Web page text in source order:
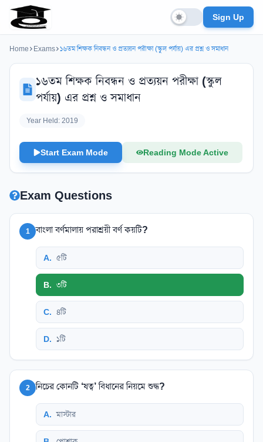
Sign Up
Home Exams ১৬তম শিক্ষক নিবন্ধন ও প্রত্যয়ন পরীক্ষা (স্কুল পর্যায়) এর প্রশ্ন ও সমাধান
১৬তম শিক্ষক নিবন্ধন ও প্রত্যয়ন পরীক্ষা (স্কুল
পর্যায়) এর প্রশ্ন ও সমাধান
Year Held: 2019
Start Exam Mode Reading Mode Active
Exam Questions
1 বাংলা বর্ণমালায় পরাশ্রয়ী বর্ণ কয়টি?
A. ৫টি
B. ৩টি
C. ৪টি
D. ১টি
2 নিচের কোনটি ‘ষত্ব’ বিধানের নিয়মে শুদ্ধ?
A. মাস্টার